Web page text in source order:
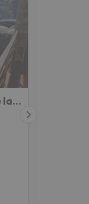
Apartament el mirador de la Cerdanya